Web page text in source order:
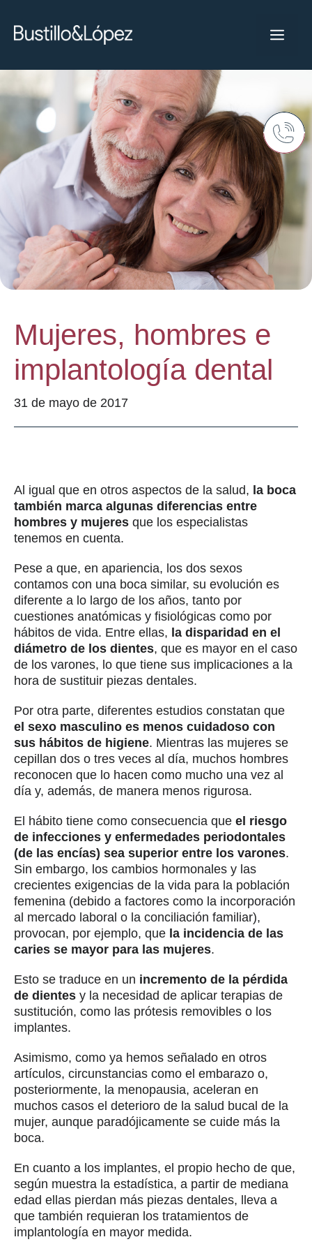
Mujeres, hombres e
implantología dental
31 de mayo de 2017
Al igual que en otros aspectos de la salud, la boca
también marca algunas diferencias entre
hombres y mujeres que los especialistas
tenemos en cuenta.
Pese a que, en apariencia, los dos sexos
contamos con una boca similar, su evolución es
diferente a lo largo de los años, tanto por
cuestiones anatómicas y fisiológicas como por
hábitos de vida. Entre ellas, la disparidad en el
diámetro de los dientes, que es mayor en el caso
de los varones, lo que tiene sus implicaciones a la
hora de sustituir piezas dentales.
Por otra parte, diferentes estudios constatan que
el sexo masculino es menos cuidadoso con
sus hábitos de higiene. Mientras las mujeres se
cepillan dos o tres veces al día, muchos hombres
reconocen que lo hacen como mucho una vez al
día y, además, de manera menos rigurosa.
El hábito tiene como consecuencia que el riesgo
de infecciones y enfermedades periodontales
(de las encías) sea superior entre los varones.
Sin embargo, los cambios hormonales y las
crecientes exigencias de la vida para la población
femenina (debido a factores como la incorporación
al mercado laboral o la conciliación familiar),
provocan, por ejemplo, que la incidencia de las
caries se mayor para las mujeres.
Esto se traduce en un incremento de la pérdida
de dientes y la necesidad de aplicar terapias de
sustitución, como las prótesis removibles o los
implantes.
Asimismo, como ya hemos señalado en otros
artículos, circunstancias como el embarazo o,
posteriormente, la menopausia, aceleran en
muchos casos el deterioro de la salud bucal de la
mujer, aunque paradójicamente se cuide más la
boca.
En cuanto a los implantes, el propio hecho de que,
según muestra la estadística, a partir de mediana
edad ellas pierdan más piezas dentales, lleva a
que también requieran los tratamientos de
implantología en mayor medida.